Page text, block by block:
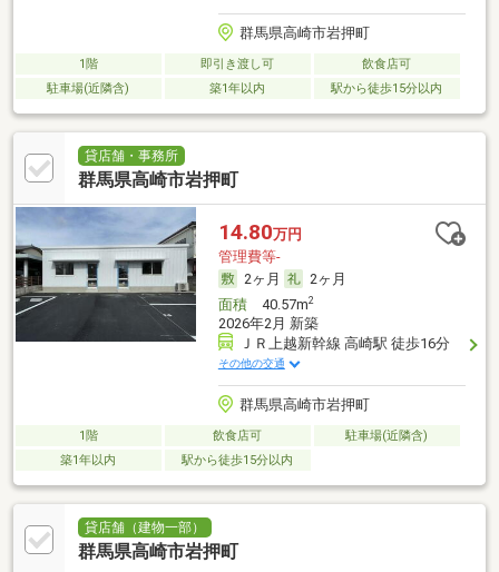
群馬県高崎市岩押町
1階 即引き渡し可
飲食店可
駐車場(近隣含)
築1年以内 駅から徒歩15分以内
貸店舗・事務所
群馬県高崎市岩押町
14.80万円
管理費等-
2ヶ月
2ヶ月
面積40.57m2
2026年2月 新築
ＪＲ上越新幹線 高崎駅 徒歩16分
その他の交通
群馬県高崎市岩押町
1階 飲食店可
駐車場(近隣含)
築1年以内
駅から徒歩15分以内
貸店舗（建物一部）
群馬県高崎市岩押町